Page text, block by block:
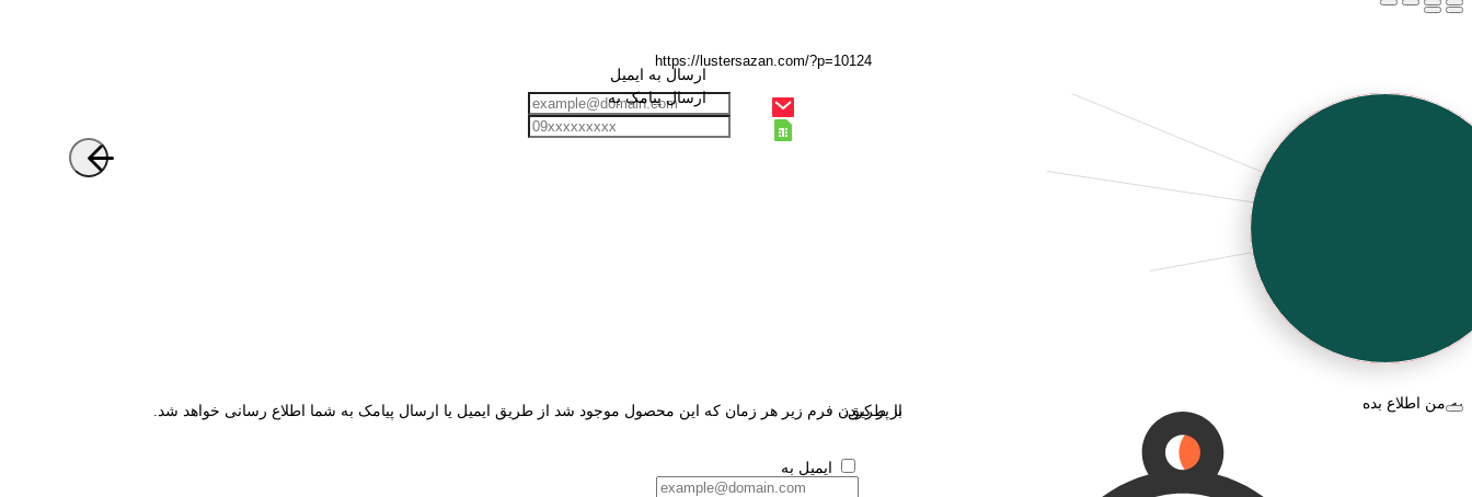
ارسال به ایمیل
ارسال پیامک به
به من اطلاع بده با پر کردن فرم زیر هر زمان که این محصول موجود شد از طریق ایمیل یا ارسال پیامک به شما اطلاع رسانی خواهد شد.
از طریق:
ایمیل به